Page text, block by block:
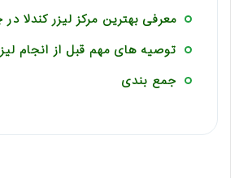
معرفی بهترین مرکز لیزر کندلا در
توصیه های مهم قبل از انجام
جمع بندی